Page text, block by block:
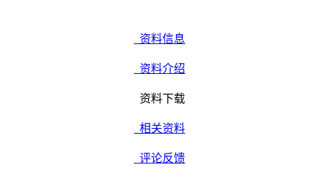
资料信息
资料介绍
资料下载
相关资料
评论反馈